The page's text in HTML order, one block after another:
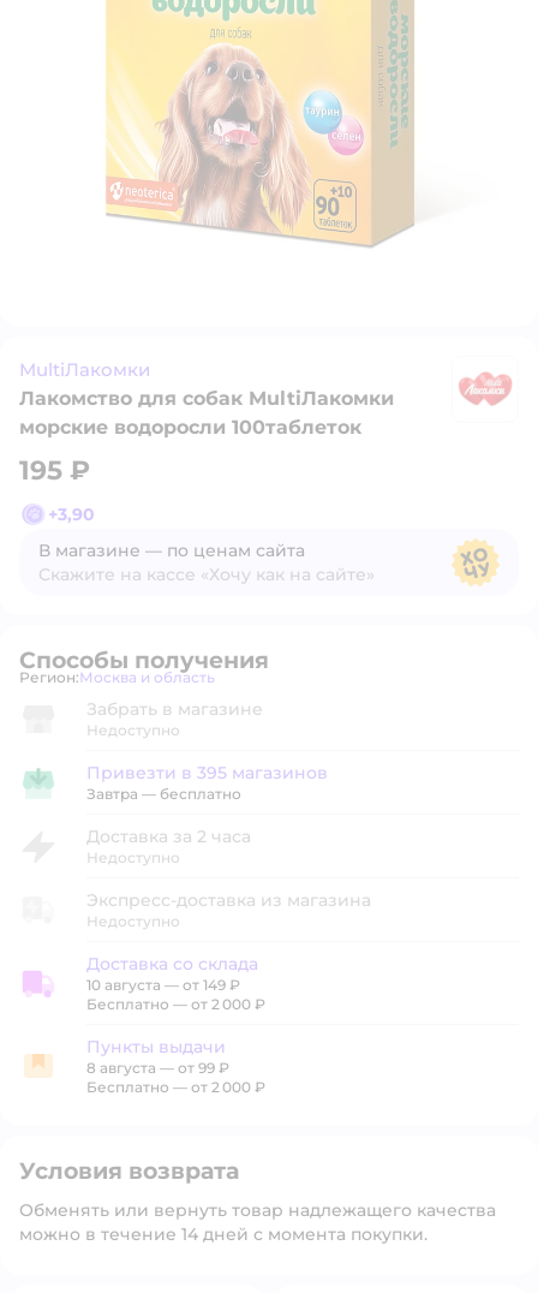
MultiЛакомки
Лакомство для собак MultiЛакомки
морские водоросли 100таблеток
195 ₽
+3,90
В магазине — по ценам сайта
Скажите на кассе «Хочу как на сайте»
Способы получения
Регион: Выбор адреса доставки.
Москва и область
Забрать в магазине
Недоступно
Привезти в магазин
Привезти в 395 магазинов
Завтра — бесплатно
Доставка за 2 часа
Недоступно
Экспресс-доставка из магазина
Недоступно
Доставка со склада
Доставка со склада
10 августа — от 149 ₽
Бесплатно — от 2 000 ₽
Пункты выдачи
Пункты выдачи
8 августа — от 99 ₽
Бесплатно — от 2 000 ₽
Условия возврата
Обменять или вернуть товар надлежащего качества
можно в течение 14 дней с момента покупки.